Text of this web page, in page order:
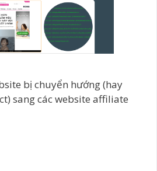
bị chuyển hướng (hay
sang các website affiliate